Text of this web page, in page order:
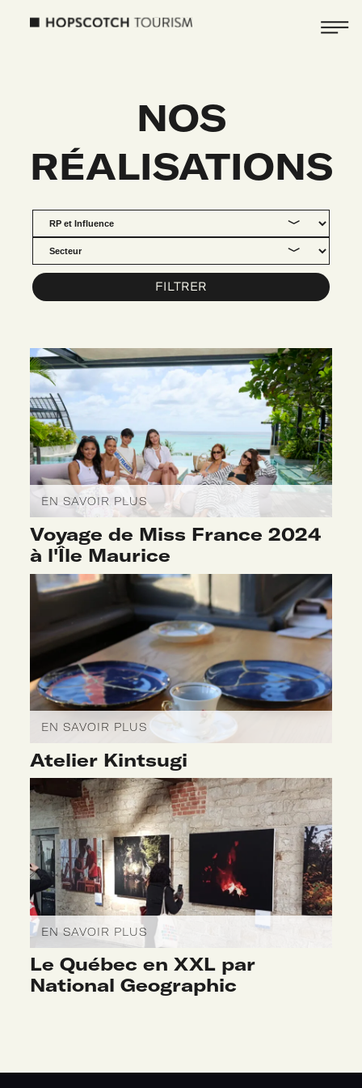
NOS
RÉALISATIONS
FILTRER
EN SAVOIR PLUS
Voyage de Miss France 2024
à l'Île Maurice
EN SAVOIR PLUS
Atelier Kintsugi
EN SAVOIR PLUS
Le Québec en XXL par
National Geographic